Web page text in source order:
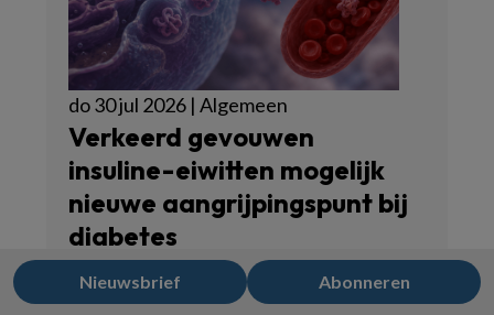
do 30 jul 2026 | Algemeen
Verkeerd gevouwen
insuline-eiwitten mogelijk
nieuwe aangrijpingspunt bij
diabetes
Nieuwsbrief Abonneren